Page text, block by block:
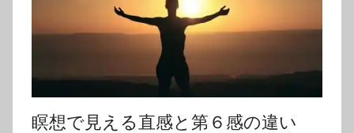
瞑想で見える直感と第６感の違い